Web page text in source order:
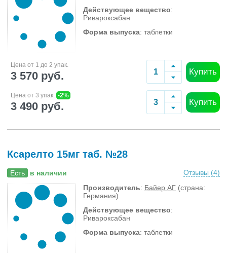
Действующее вещество:
Ривароксабан
Форма выпуска: таблетки
Цена от 1 до 2 упак.
3 570 руб. Купить
Цена от 3 упак. -2%
3 490 руб. Купить
Ксарелто 15мг таб. №28
Есть в наличии Отзывы (4)
Производитель: Байер АГ (страна:
Германия)
Действующее вещество:
Ривароксабан
Форма выпуска: таблетки